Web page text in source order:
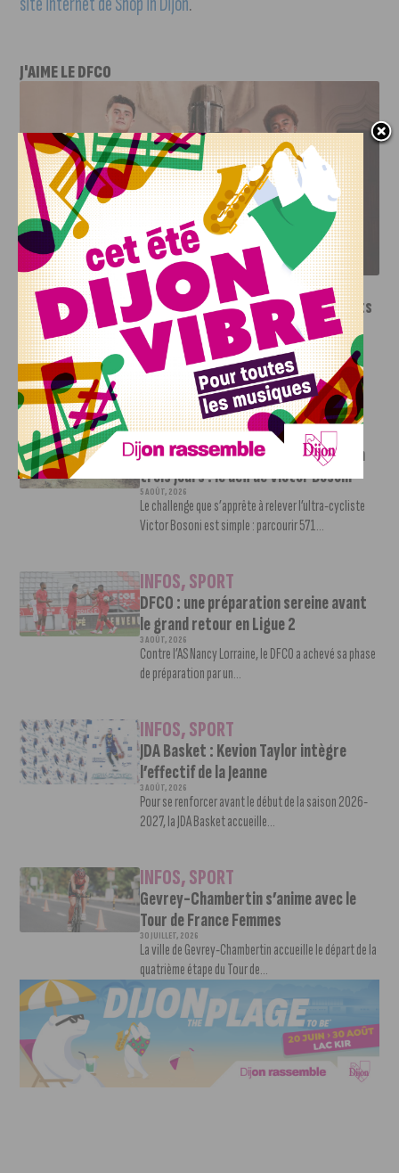
J'AIME LE DFCO
LE DFCO DÉVOILE SES NOUVEAUX MAILLOTS POUR LA
SAISON 2026-2027
INFOS,SPORT
Le DFCO dévoile ses nouveaux maillots
pour la saison 2026-2027
6 AOÛT, 2026
Le club dijonnais a présenté ses nouveaux maillots
pour son retour en Ligue 2....
INFOS,SPORT
Faire le tour de la Côte-d’Or à vélo en
trois jours : le défi de Victor Bosoni
5 AOÛT, 2026
Le challenge que s’apprête à relever l’ultra-cycliste
Victor Bosoni est simple : parcourir 571...
INFOS,SPORT
DFCO : une préparation sereine avant
le grand retour en Ligue 2
3 AOÛT, 2026
Contre l’AS Nancy Lorraine, le DFCO a achevé sa phase
de préparation par un...
INFOS,SPORT
JDA Basket : Kevion Taylor intègre
l’effectif de la Jeanne
3 AOÛT, 2026
Pour se renforcer avant le début de la saison 2026-
2027, la JDA Basket accueille...
INFOS,SPORT
Gevrey-Chambertin s’anime avec le
Tour de France Femmes
30 JUILLET, 2026
La ville de Gevrey-Chambertin accueille le départ de la
quatrième étape du Tour de...